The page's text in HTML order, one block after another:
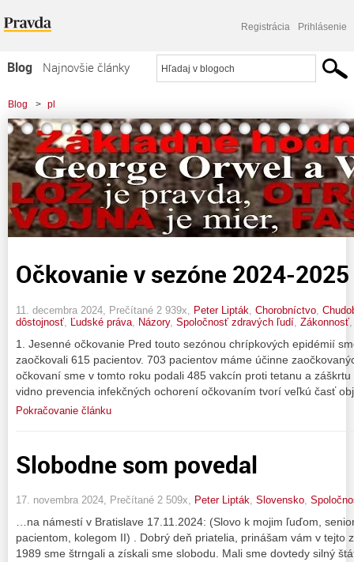
Registrácia Prihlásenie
Blog
Najnovšie články
Najčítanejšie články
Najkomentovanejšie články
Zoznam blogov
Komerčné blogy
Blog > pl
Očkovanie v sezóne 2024-2025
11. decembra 2024, Prečítané 2 939x, Peter Lipták Chorobníctvo
dôstojnosť Ľudské práva Názory, Spoločnosť zdravých ľudí Zákonnosť
1. Jesenné očkovanie Pred touto sezónou chrípkových epidémií
zaočkovali 615 pacientov. 703 pacientov máme účinne
očkovaní sme v tomto roku podali 485 vakcín proti tetanu a
vidno prevencia infekčných ochorení očkovaním tvorí veľkú časť
Pokračovanie článku
Slobodne som povedal
17. novembra 2024, Prečítané 2 509x, Peter Lipták, Slovensko,
…na námestí v Bratislave 17.11.2024: (Slovo k mojim ľuďom,
pacientom, kolegom II) . Dobrý deň priatelia, prinášam vám v tejto
1989 sme štrngali a získali sme slobodu. Mali sme dovtedy silný